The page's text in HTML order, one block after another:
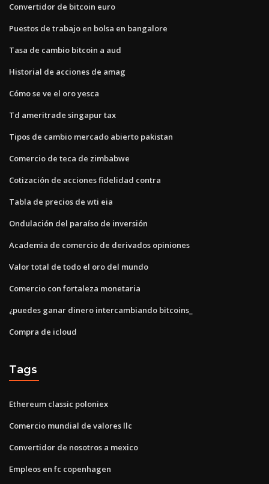
Convertidor de bitcoin euro
Puestos de trabajo en bolsa en bangalore
Tasa de cambio bitcoin a aud
Historial de acciones de amag
Cómo se ve el oro yesca
Td ameritrade singapur tax
Tipos de cambio mercado abierto pakistan
Comercio de teca de zimbabwe
Cotización de acciones fidelidad contra
Tabla de precios de wti eia
Ondulación del paraíso de inversión
Academia de comercio de derivados opiniones
Valor total de todo el oro del mundo
Comercio con fortaleza monetaria
¿puedes ganar dinero intercambiando bitcoins_
Compra de icloud
Tags
Ethereum classic poloniex
Comercio mundial de valores llc
Convertidor de nosotros a mexico
Empleos en fc copenhagen